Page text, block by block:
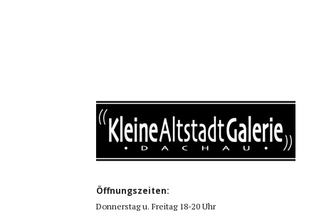
Öffnungszeiten:
Donnerstag u. Freitag 18-20 Uhr